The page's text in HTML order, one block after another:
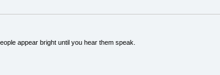
appear bright until you hear them speak.